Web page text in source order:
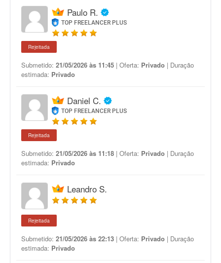
Paulo R.
TOP FREELANCER PLUS
Rejeitada
Submetido: 21/05/2026 às 11:45 | Oferta: Privado | Duração
estimada: Privado
Daniel C.
TOP FREELANCER PLUS
Rejeitada
Submetido: 21/05/2026 às 11:18 | Oferta: Privado | Duração
estimada: Privado
Leandro S.
Rejeitada
Submetido: 21/05/2026 às 22:13 | Oferta: Privado | Duração
estimada: Privado